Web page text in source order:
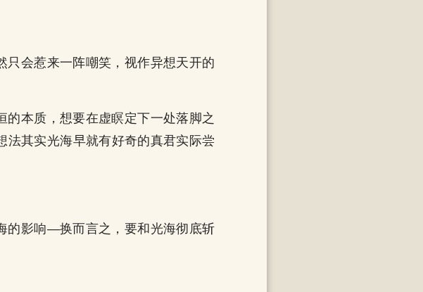
只会惹来一阵嘲笑，视作异想天开的
的本质，想要在虚瞑定下一处落脚之
法其实光海早就有好奇的真君实际尝
的影响—换而言之，要和光海彻底斩